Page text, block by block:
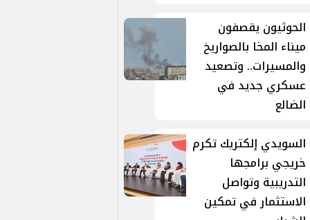
الحوثيون يقصفون
ميناء المخا بالصواريخ
والمسيرات.. وتصعيد
عسكري جديد في
الضالع
السويدي إلكتريك تكرم
خريجي برامجها
التدريبية وتواصل
الاستثمار في تمكين